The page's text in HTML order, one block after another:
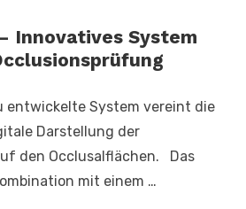
Innovatives System
entwickelte System vereint die
Darstellung der
den Occlusalflächen. Das
mit einem …